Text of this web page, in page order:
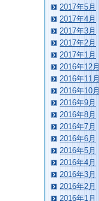
2017年5月
2017年4月
2017年3月
2017年2月
2017年1月
2016年12月
2016年11月
2016年10月
2016年9月
2016年8月
2016年7月
2016年6月
2016年5月
2016年4月
2016年3月
2016年2月
2016年1月